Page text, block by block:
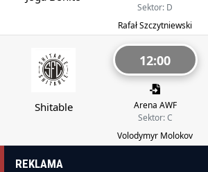
Sektor: D
Rafał Szczytniewski
Shitable
12:00
Arena AWF
Sektor: C
Volodymyr Molokov
REKLAMA